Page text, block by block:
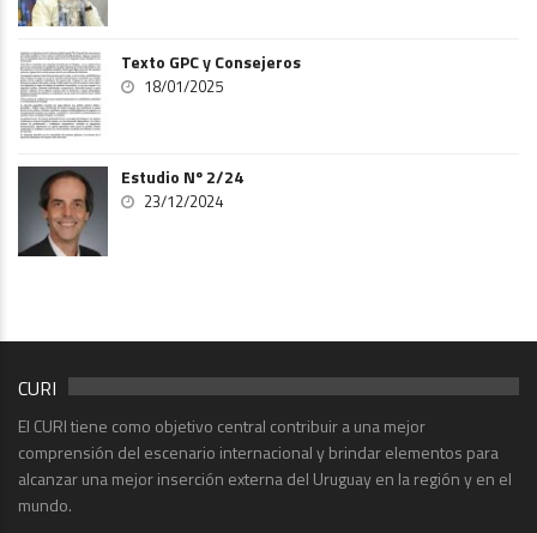
Texto GPC y Consejeros
18/01/2025
Estudio Nº 2/24
23/12/2024
CURI
El CURI tiene como objetivo central contribuir a una mejor
comprensión del escenario internacional y brindar elementos para
alcanzar una mejor inserción externa del Uruguay en la región y en el
mundo.